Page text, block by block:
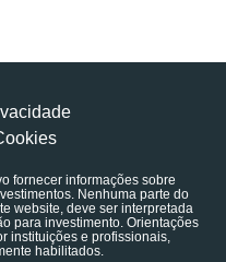
fornecer informações sobre
Nenhuma parte do
website, deve ser interpretada
para investimento. Orientações
instituições e profissionais,
habilitados.